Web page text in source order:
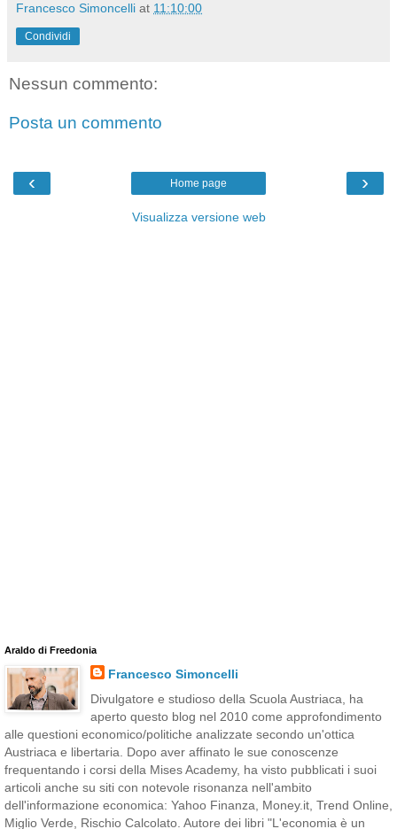
Francesco Simoncelli at 11:10:00
Condividi
Nessun commento:
Posta un commento
‹ ›
Home page
Visualizza versione web
Araldo di Freedonia
Francesco Simoncelli
Divulgatore e studioso della Scuola Austriaca, ha
aperto questo blog nel 2010 come approfondimento
alle questioni economico/politiche analizzate secondo un'ottica
Austriaca e libertaria. Dopo aver affinato le sue conoscenze
frequentando i corsi della Mises Academy, ha visto pubblicati i suoi
articoli anche su siti con notevole risonanza nell'ambito
dell'informazione economica: Yahoo Finanza, Money.it, Trend Online,
Miglio Verde, Rischio Calcolato. Autore dei libri "L'economia è un